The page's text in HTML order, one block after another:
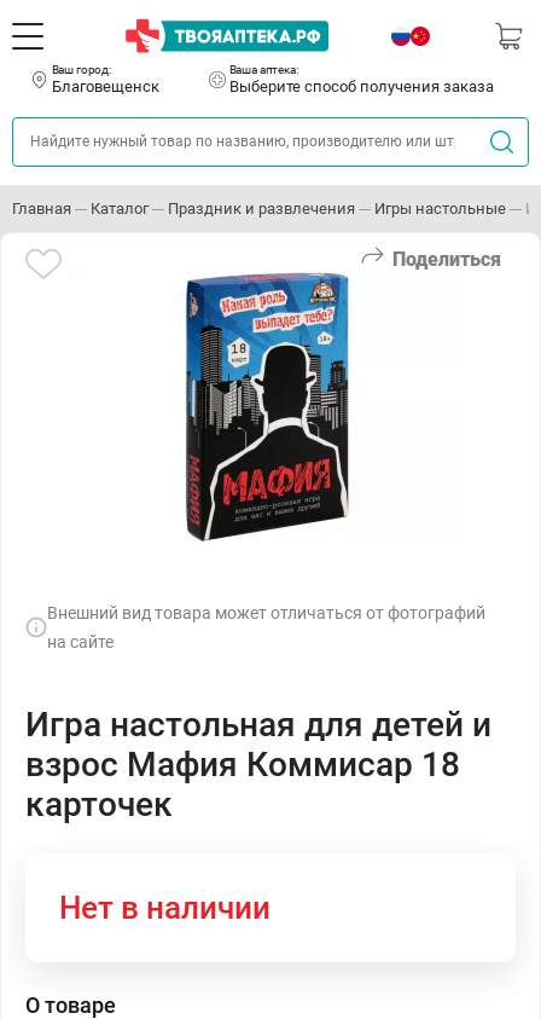
Ваш город:
Благовещенск
Ваша аптека:
Выберите способ получения заказа
Главная Каталог Праздник и развлечения Игры настольные
Поделиться
Внешний вид товара может отличаться от фотографий
на сайте
Игра настольная для детей и
взрос Мафия Коммисар 18
карточек
Нет в наличии
О товаре